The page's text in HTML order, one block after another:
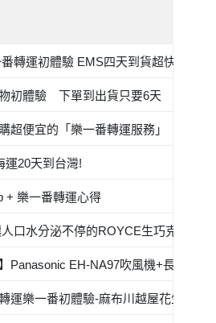
轉運初體驗 EMS四天到貨超快的！
初體驗 下單到出貨只要6天 加碼 變
超便宜的「樂一番轉運服務」
運20天到台灣!
+ 樂一番轉運心得
口水分泌不停的ROYCE生巧克力
Panasonic EH-NA97吹風機+長崎心泉
運樂一番初體驗-麻布川越屋花生醬